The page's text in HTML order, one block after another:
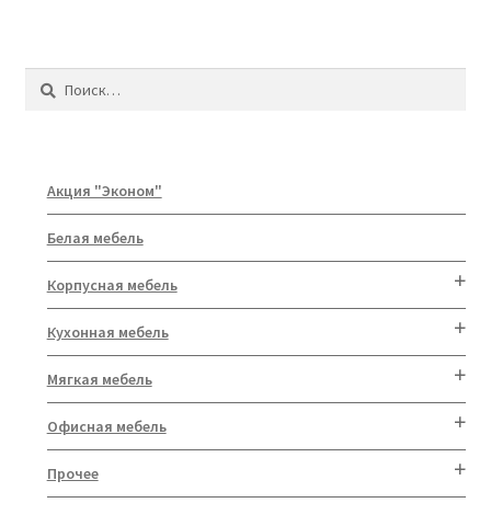
Найти:
Акция "Эконом"
Белая мебель
Корпусная мебель
Кухонная мебель
Мягкая мебель
Офисная мебель
Прочее